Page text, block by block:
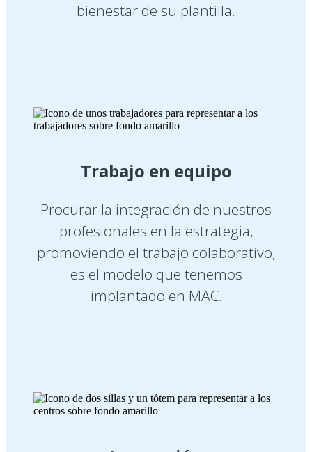
bienestar de su plantilla.
Trabajo en equipo
Procurar la integración de nuestros
profesionales en la estrategia,
promoviendo el trabajo colaborativo,
es el modelo que tenemos
implantado en MAC.